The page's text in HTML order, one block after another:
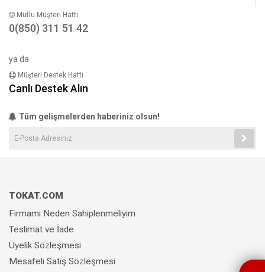
Mutlu Müşteri Hattı
0(850) 311 51 42
ya da
Müşteri Destek Hattı
Canlı Destek Alın
Tüm gelişmelerden haberiniz olsun!
TOKAT.COM
Firmamı Neden Sahiplenmeliyim
Teslimat ve İade
Üyelik Sözleşmesi
Mesafeli Satış Sözleşmesi